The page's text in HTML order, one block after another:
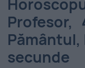
-
Evenimentul
Zilei
Profesor,
secunde